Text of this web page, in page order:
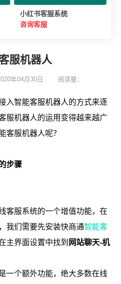
小红书客服系统
咨询客服
服机器人
年04月30日 阅读量：
入智能客服机器人的方式来逐
服机器人的运用变得越来越广
客服机器人呢？
步骤
客服系统的一个增值功能，在
我们需要先安装快商通智能客
主界面设置中找到 网站聊天-机
一个额外功能，绝大多数在线